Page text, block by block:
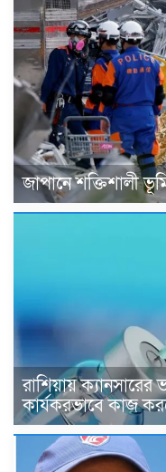
জাপানে শক্তিশালী
রাশিয়ায় ক্যানসারের
কার্যকরভাবে কাজ